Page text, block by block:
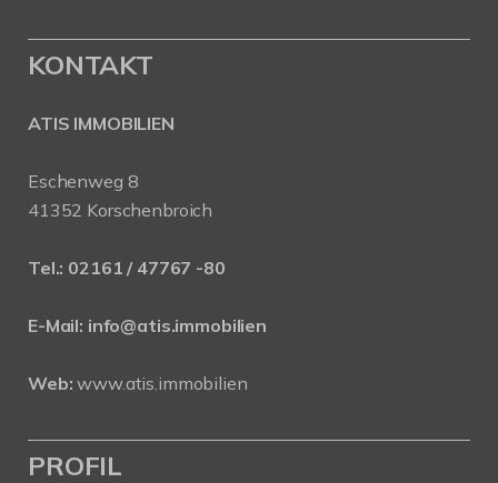
KONTAKT
ATIS IMMOBILIEN
Eschenweg 8
41352 Korschenbroich
Tel.: 02161 / 47767 -80
E-Mail: info@atis.immobilien
Web: www.atis.immobilien
PROFIL